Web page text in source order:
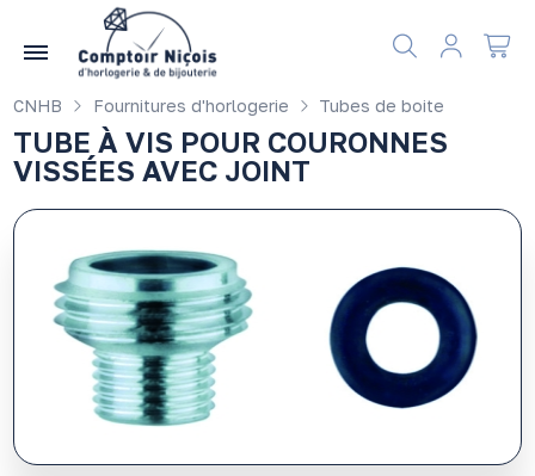
CNHB Fournitures d'horlogerie Tubes de boite
TUBE À VIS POUR COURONNES
VISSÉES AVEC JOINT
Gérer les préférences en matière de cookies